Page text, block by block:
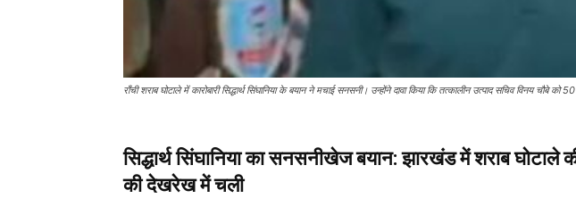
राँची शराब घोटाले में कारोबारी सिद्धार्थ सिंघानिया के बयान ने मचाई सनसनी। उन्होंने दावा किया कि तत्कालीन उत्पाद सचिव विनय चौबे
सिद्धार्थ सिंघानिया का सनसनीखेज बयान: झारखंड में शराब घोटाले
की देखरेख में चली